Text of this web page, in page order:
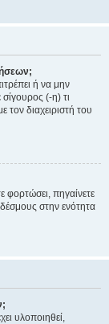
ή να μην
(-η) τι
τον διαχειριστή του
φορτώσει, πηγαίνετε
στην ενότητα
υλοποιηθεί,